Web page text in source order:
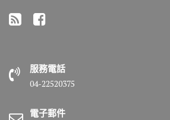
服務電話
04-22520375
電子郵件